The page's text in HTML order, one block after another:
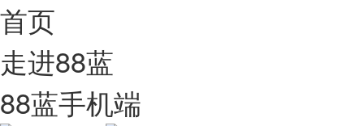
首页
走进88蓝
88蓝手机端